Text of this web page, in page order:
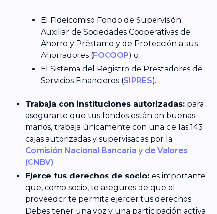
El Fideicomiso Fondo de Supervisión
Auxiliar de Sociedades Cooperativas de
Ahorro y Préstamo y de Protección a sus
Ahorradores (FOCOOP) o;
El Sistema del Registro de Prestadores de
Servicios Financieros (SIPRES).
Trabaja con instituciones autorizadas: para
asegurarte que tus fondos están en buenas
manos, trabaja únicamente con una de las 143
cajas autorizadas y supervisadas por la
Comisión Nacional Bancaria y de Valores
(CNBV).
Ejerce tus derechos de socio: es importante
que, como socio, te asegures de que el
proveedor te permita ejercer tus derechos.
Debes tener una voz y una participación activa